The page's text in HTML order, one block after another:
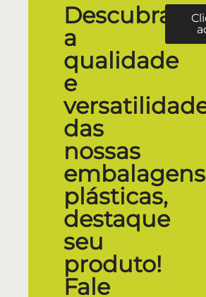
Descubra
a
qualidade
e
das
nossas
embalagens
plásticas,
destaque
seu
produto!
Fale